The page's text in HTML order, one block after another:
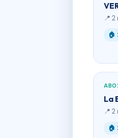
📍
🏠
La
📍
🏠